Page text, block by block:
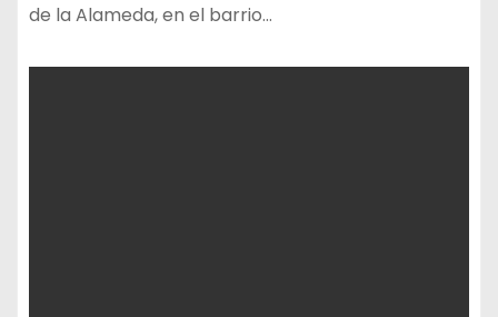
de la Alameda, en el barrio…